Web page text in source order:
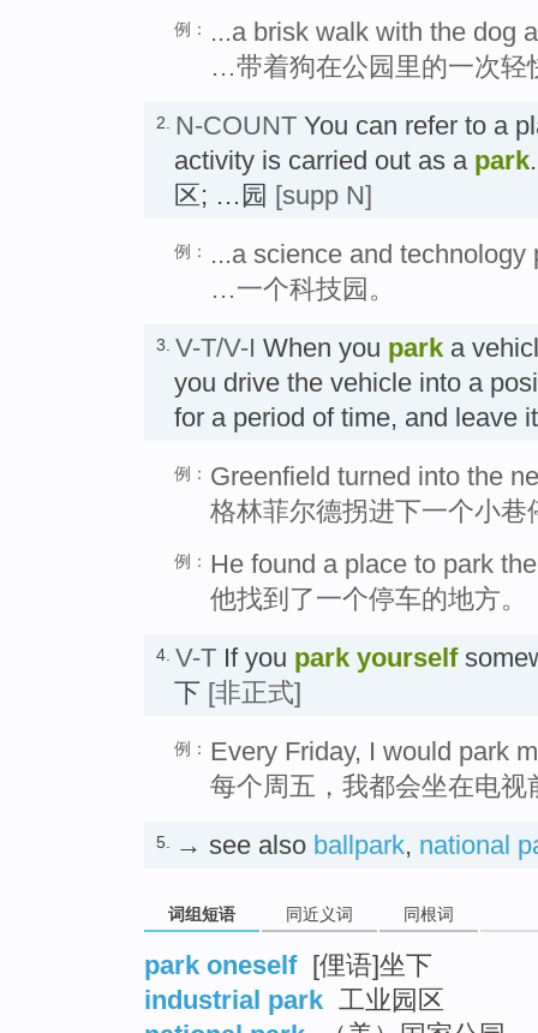
例：
...a brisk walk with the dog
…带着狗在公园里的一次轻
2. N-COUNT You can refer to a
activity is carried out as a park
区; …园 [supp N]
例：
...a science and technology
…一个科技园。
3. V-T/V-I When you park a
you drive the vehicle into a
for a period of time, and leave
例： Greenfield turned into the
格林菲尔德拐进下一个小巷
例： He found a place to park
他找到了一个停车的地方。
4. V-T If you park yourself
下 [非正式]
例： Every Friday, I would park
每个周五，我都会坐在电视
5. → see also ballpark, national
词组短语 同近义词 同根词
park oneself [俚语]坐下
industrial park 工业园区